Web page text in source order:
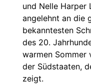
und Nelle Harper
angelehnt an die
bekanntesten
des 20.
warmen Sommer
der Südstaaten,
zeigt.